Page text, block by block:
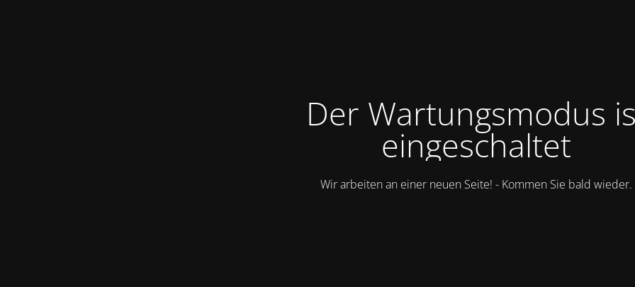
Der Wartungsmodus
eingeschaltet
Wir arbeiten an einer neuen Seite! - Kommen Sie bald wieder.